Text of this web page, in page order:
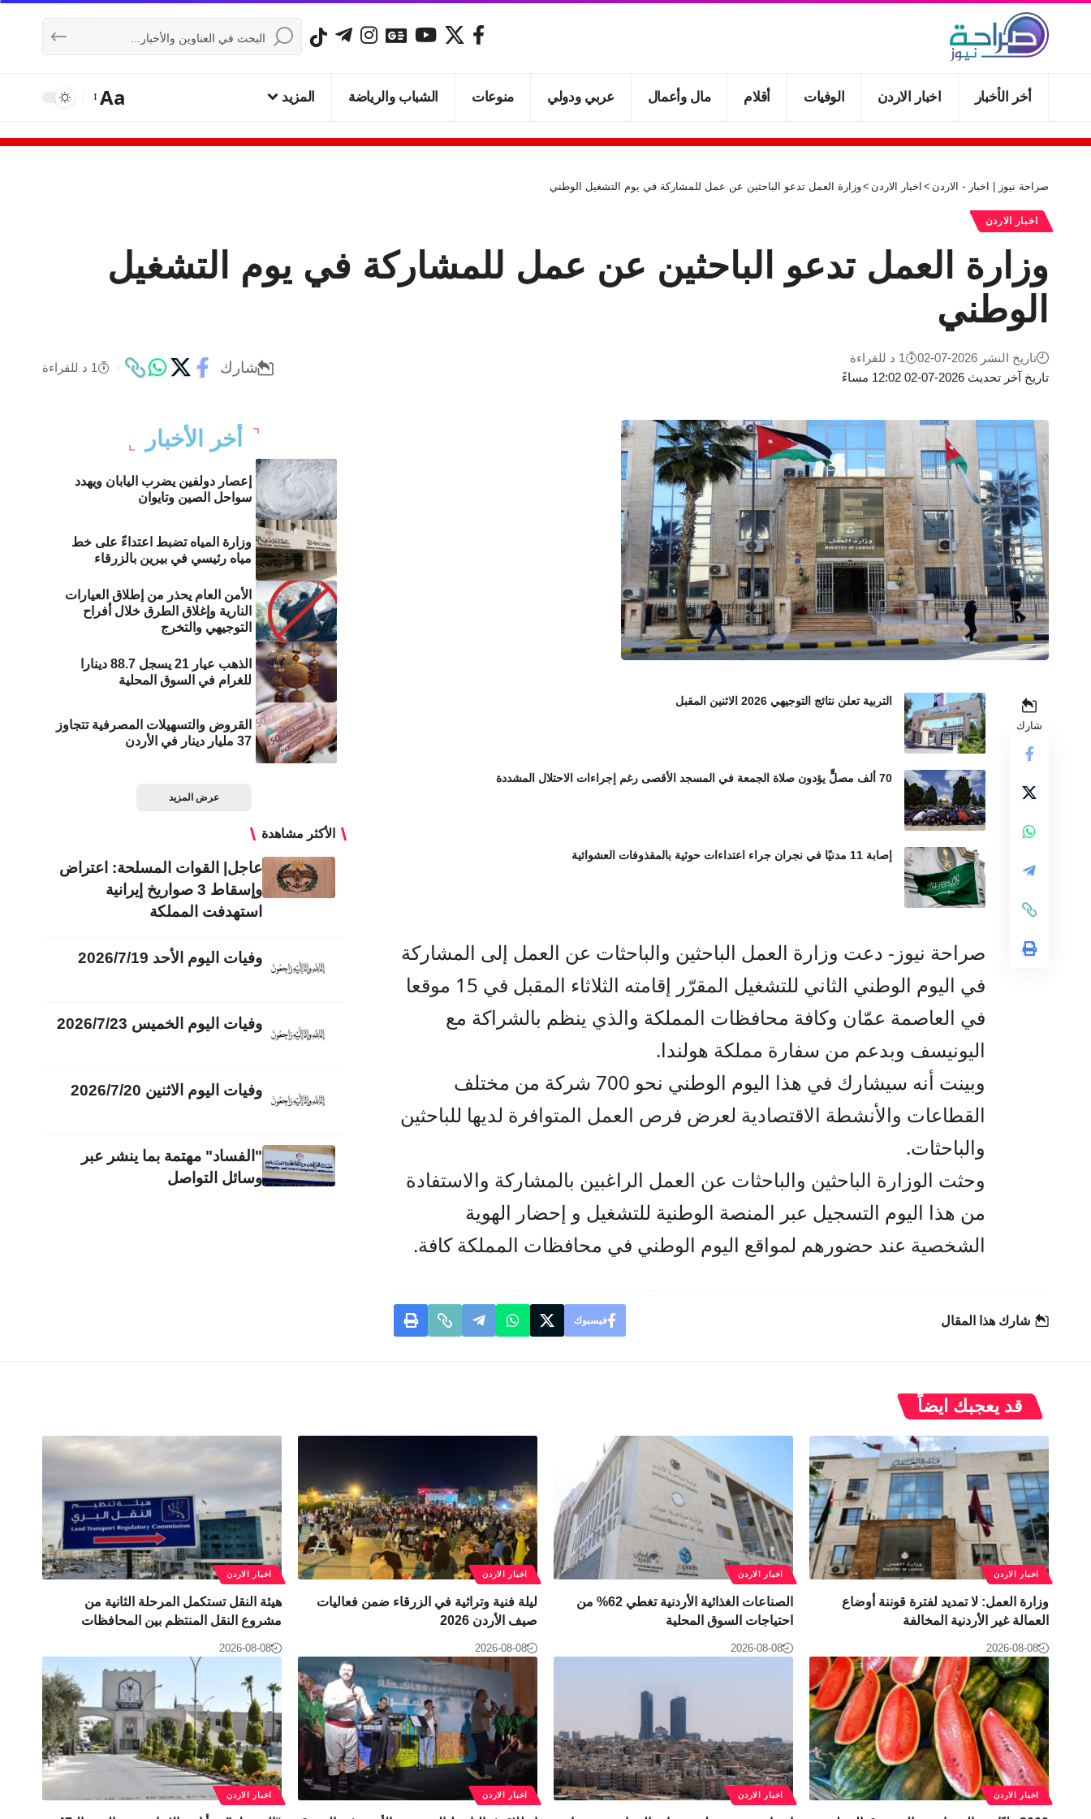
أخر الأخبار اخبار الاردن الوفيات أقلام مال وأعمال عربي ودولي منوعات الشباب والرياضة المزيد Aa
صراحة نيوز | اخبار - الاردن > اخبار الاردن >وزارة العمل تدعو الباحثين عن عمل للمشاركة في يوم التشغيل الوطني
اخبار الاردن
وزارة العمل تدعو الباحثين عن عمل للمشاركة في يوم التشغيل
الوطني
تاريخ آخر تحديث 2026-07-02 12:02 مساءً
تاريخ النشر 2026-07-02 1 د للقراءة
شارك 1 د للقراءة
شارك
التربية تعلن نتائج التوجيهي 2026 الاثنين المقبل
70 ألف مصلٍّ يؤدون صلاة الجمعة في المسجد الأقصى رغم إجراءات الاحتلال المشددة
إصابة 11 مدنيًا في نجران جراء اعتداءات حوثية بالمقذوفات العشوائية
صراحة نيوز- دعت وزارة العمل الباحثين والباحثات عن العمل إلى المشاركة
في اليوم الوطني الثاني للتشغيل المقرّر إقامته الثلاثاء المقبل في 15 موقعا
في العاصمة عمّان وكافة محافظات المملكة والذي ينظم بالشراكة مع
اليونيسف وبدعم من سفارة مملكة هولندا.
وبينت أنه سيشارك في هذا اليوم الوطني نحو 700 شركة من مختلف
القطاعات والأنشطة الاقتصادية لعرض فرص العمل المتوافرة لديها للباحثين
والباحثات.
وحثت الوزارة الباحثين والباحثات عن العمل الراغبين بالمشاركة والاستفادة
من هذا اليوم التسجيل عبر المنصة الوطنية للتشغيل و إحضار الهوية
الشخصية عند حضورهم لمواقع اليوم الوطني في محافظات المملكة كافة.
شارك هذا المقال فيسبوك
أخر الأخبار
إعصار دولفين يضرب اليابان ويهدد
سواحل الصين وتايوان
وزارة المياه تضبط اعتداءً على خط
مياه رئيسي في بيرين بالزرقاء
الأمن العام يحذر من إطلاق العيارات
النارية وإغلاق الطرق خلال أفراح
التوجيهي والتخرج
الذهب عيار 21 يسجل 88.7 دينارا
للغرام في السوق المحلية
القروض والتسهيلات المصرفية تتجاوز
37 مليار دينار في الأردن
عرض المزيد
الأكثر مشاهدة
عاجل| القوات المسلحة: اعتراض
وإسقاط 3 صواريخ إيرانية
استهدفت المملكة
وفيات اليوم الأحد 2026/7/19
وفيات اليوم الخميس 2026/7/23
وفيات اليوم الاثنين 2026/7/20
"الفساد" مهتمة بما ينشر عبر
وسائل التواصل
قد يعجبك ايضاً
اخبار الاردن
وزارة العمل: لا تمديد لفترة قوننة أوضاع
العمالة غير الأردنية المخالفة
2026-08-08
اخبار الاردن
الصناعات الغذائية الأردنية تغطي 62% من
احتياجات السوق المحلية
2026-08-08
اخبار الاردن
ليلة فنية وتراثية في الزرقاء ضمن فعاليات
صيف الأردن 2026
2026-08-08
اخبار الاردن
هيئة النقل تستكمل المرحلة الثانية من
مشروع النقل المنتظم بين المحافظات
2026-08-08
اخبار الاردن اخبار الاردن اخبار الاردن اخبار الاردن